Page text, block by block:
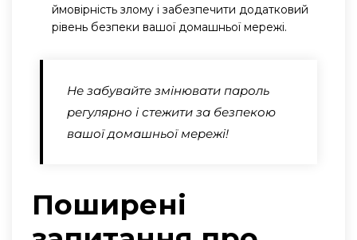
ймовірність злому і забезпечити додатковий
рівень безпеки вашої домашньої мережі.
Не забувайте змінювати пароль
регулярно і стежити за безпекою
вашої домашньої мережі!
Поширені